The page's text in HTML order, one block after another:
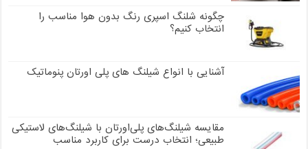
چگونه شلنگ اسپری رنگ بدون هوا مناسب را
انتخاب کنیم؟
آشنایی با انواع شیلنگ های پلی اورتان پنوماتیک
مقایسه شیلنگ‌های پلی‌اورتان با شیلنگ‌های لاستیکی
طبیعی؛ انتخاب درست برای کاربرد مناسب